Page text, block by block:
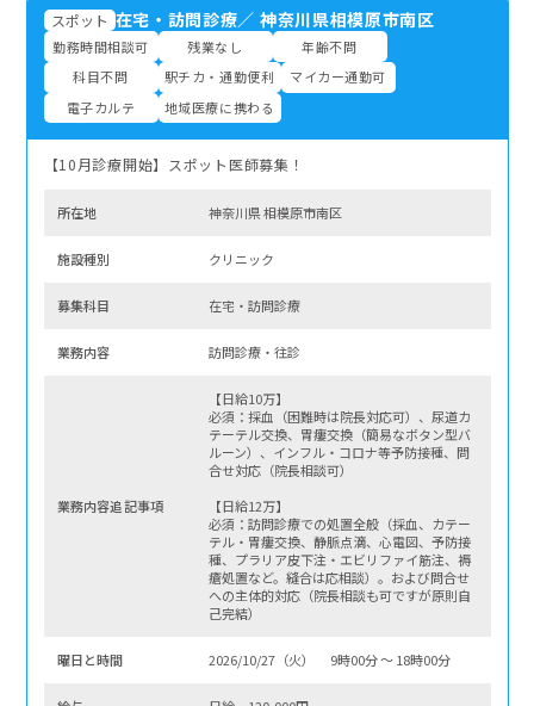
スポット 在宅・訪問診療／ 神奈川県相模原市南区
勤務時間相談可 残業なし
年齢不問
科目不問
駅チカ・通勤便利
マイカー通勤可
電子カルテ
地域医療に携わる
【10月診療開始】スポット医師募集！
所在地 神奈川県 相模原市南区
施設種別 クリニック
募集科⽬ 在宅・訪問診療
業務内容 訪問診療・往診
業務内容追記事項
【日給10万】
必須：採血（困難時は院長対応可）、尿道カ
テーテル交換、胃瘻交換（簡易なボタン型バ
ルーン）、インフル・コロナ等予防接種、問
合せ対応（院長相談可）
【日給12万】
必須：訪問診療での処置全般（採血、カテー
テル・胃瘻交換、静脈点滴、心電図、予防接
種、プラリア皮下注・エビリファイ筋注、褥
瘡処置など。縫合は応相談）。および問合せ
への主体的対応（院長相談も可ですが原則自
己完結）
曜⽇と時間 2026/10/27（火） 9時00分 〜 18時00分